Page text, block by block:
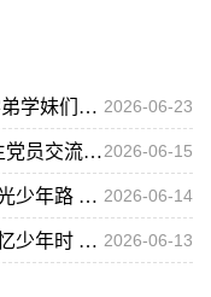
逐梦新征程 青春再出发 | 来看看学弟学妹们的祝福吧！ 2026-06-23
党建引领|包装工程学院召开毕业生党员交流座谈会2026-06-15
2026届包装毕业生风采（二） | 逐光少年路 扬帆启新程 2026-06-14
2026届包装毕业生风采（一） | 拾忆少年时 乘风赴新途 2026-06-13